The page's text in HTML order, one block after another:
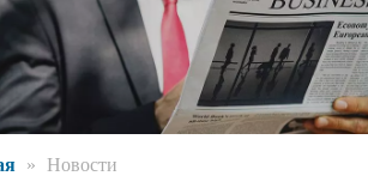
» Новости